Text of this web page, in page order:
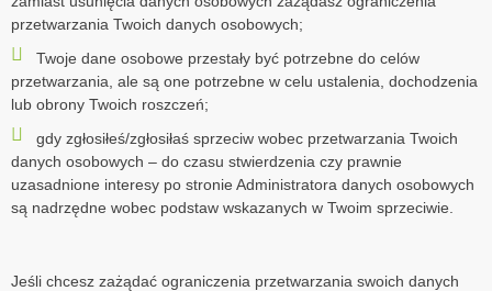
przetwarzania Twoich danych osobowych;
Twoje dane osobowe przestały być potrzebne do celów
przetwarzania, ale są one potrzebne w celu ustalenia, dochodzenia
lub obrony Twoich roszczeń;
gdy zgłosiłeś/zgłosiłaś sprzeciw wobec przetwarzania Twoich
danych osobowych – do czasu stwierdzenia czy prawnie
uzasadnione interesy po stronie Administratora danych osobowych
są nadrzędne wobec podstaw wskazanych w Twoim sprzeciwie.
Jeśli chcesz zażądać ograniczenia przetwarzania swoich danych